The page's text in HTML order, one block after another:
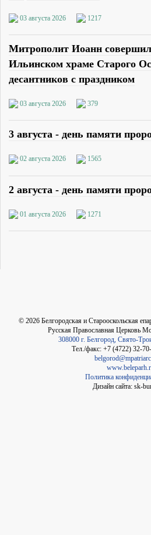
03 августа 2026 1217
Митрополит Иоанн
Ильинском храме Старого
десантников с праздником
03 августа 2026 379
3 августа - день памяти
02 августа 2026 1565
2 августа - день памяти
01 августа 2026 1271
© 2026 Белгородская и Старооскольская
Русская Православная Церковь
308000 г. Белгород, Свято-
Тел./факс: +7 (4722) 32-
Политика
Дизайн сайта: sk-